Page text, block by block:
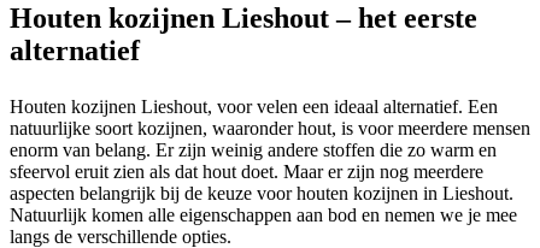
Houten kozijnen Lieshout – het eerste
alternatief
Houten kozijnen Lieshout, voor velen een ideaal alternatief. Een
natuurlijke soort kozijnen, waaronder hout, is voor meerdere mensen
enorm van belang. Er zijn weinig andere stoffen die zo warm en
sfeervol eruit zien als dat hout doet. Maar er zijn nog meerdere
aspecten belangrijk bij de keuze voor houten kozijnen in Lieshout.
Natuurlijk komen alle eigenschappen aan bod en nemen we je mee
langs de verschillende opties.